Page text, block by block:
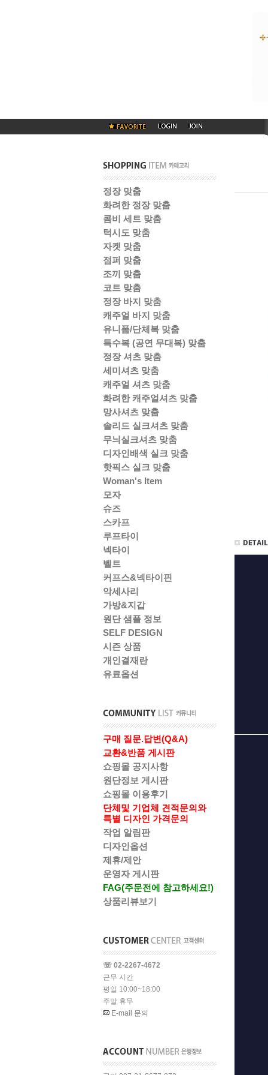
정장 맞춤
화려한 정장 맞춤
콤비 세트 맞춤
턱시도 맞춤
자켓 맞춤
점퍼 맞춤
조끼 맞춤
코트 맞춤
정장 바지 맞춤
캐주얼 바지 맞춤
유니폼/단체복 맞춤
특수복 (공연 무대복) 맞춤
정장 셔츠 맞춤
세미셔츠 맞춤
캐주얼 셔츠 맞춤
화려한 캐주얼셔츠 맞춤
망사셔츠 맞춤
솔리드 실크셔츠 맞춤
무늬실크셔츠 맞춤
디자인배색 실크 맞춤
핫픽스 실크 맞춤
Woman's Item
모자
슈즈
스카프
루프타이
넥타이
벨트
커프스&넥타이핀
악세사리
가방&지갑
원단 샘플 정보
SELF DESIGN
시즌 상품
개인결재란
유료옵션
구매 질문.답변(Q&A)
교환&반품 게시판
쇼핑몰 공지사항
원단정보 게시판
쇼핑몰 이용후기
단체및 기업체 견적문의와
특별 디자인 가격문의
작업 알림판
디자인옵션
제휴/제안
운영자 게시판
FAG(주문전에 참고하세요!)
상품리뷰보기
☏ 02-2267-4672
근무 시간
평일 10:00~18:00
주말 휴무
E-mail 문의